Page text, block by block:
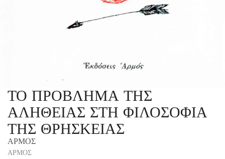
ΤΟ ΠΡΟΒΛΗΜΑ ΤΗΣ
ΑΛΗΘΕΙΑΣ ΣΤΗ ΦΙΛΟΣΟΦΙΑ
ΤΗΣ ΘΡΗΣΚΕΙΑΣ
ΑΡΜΟΣ
ΑΡΜΟΣ